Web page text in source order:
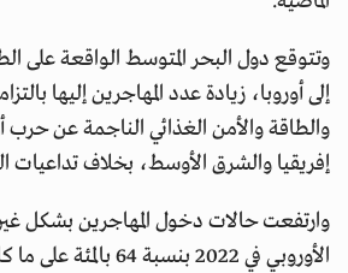
وتتوقع دول البحر المتوسط الواقعة على
إلى أوروبا، زيادة عدد المهاجرين إليها
والطاقة والأمن الغذائي الناجمة عن حرب
إفريقيا والشرق الأوسط، بخلاف تداعيات
وارتفعت حالات دخول المهاجرين بشكل
الأوروبي في 2022 بنسبة